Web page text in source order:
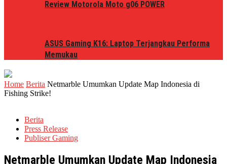
Review Motorola Moto g06 POWER
ASUS Gaming K16: Laptop Terjangkau Performa
Memukau
Home Berita Netmarble Umumkan Update Map Indonesia di
Fishing Strike!
Berita
Press Release
Publiser Gaming
Netmarble Umumkan Update Map Indonesia